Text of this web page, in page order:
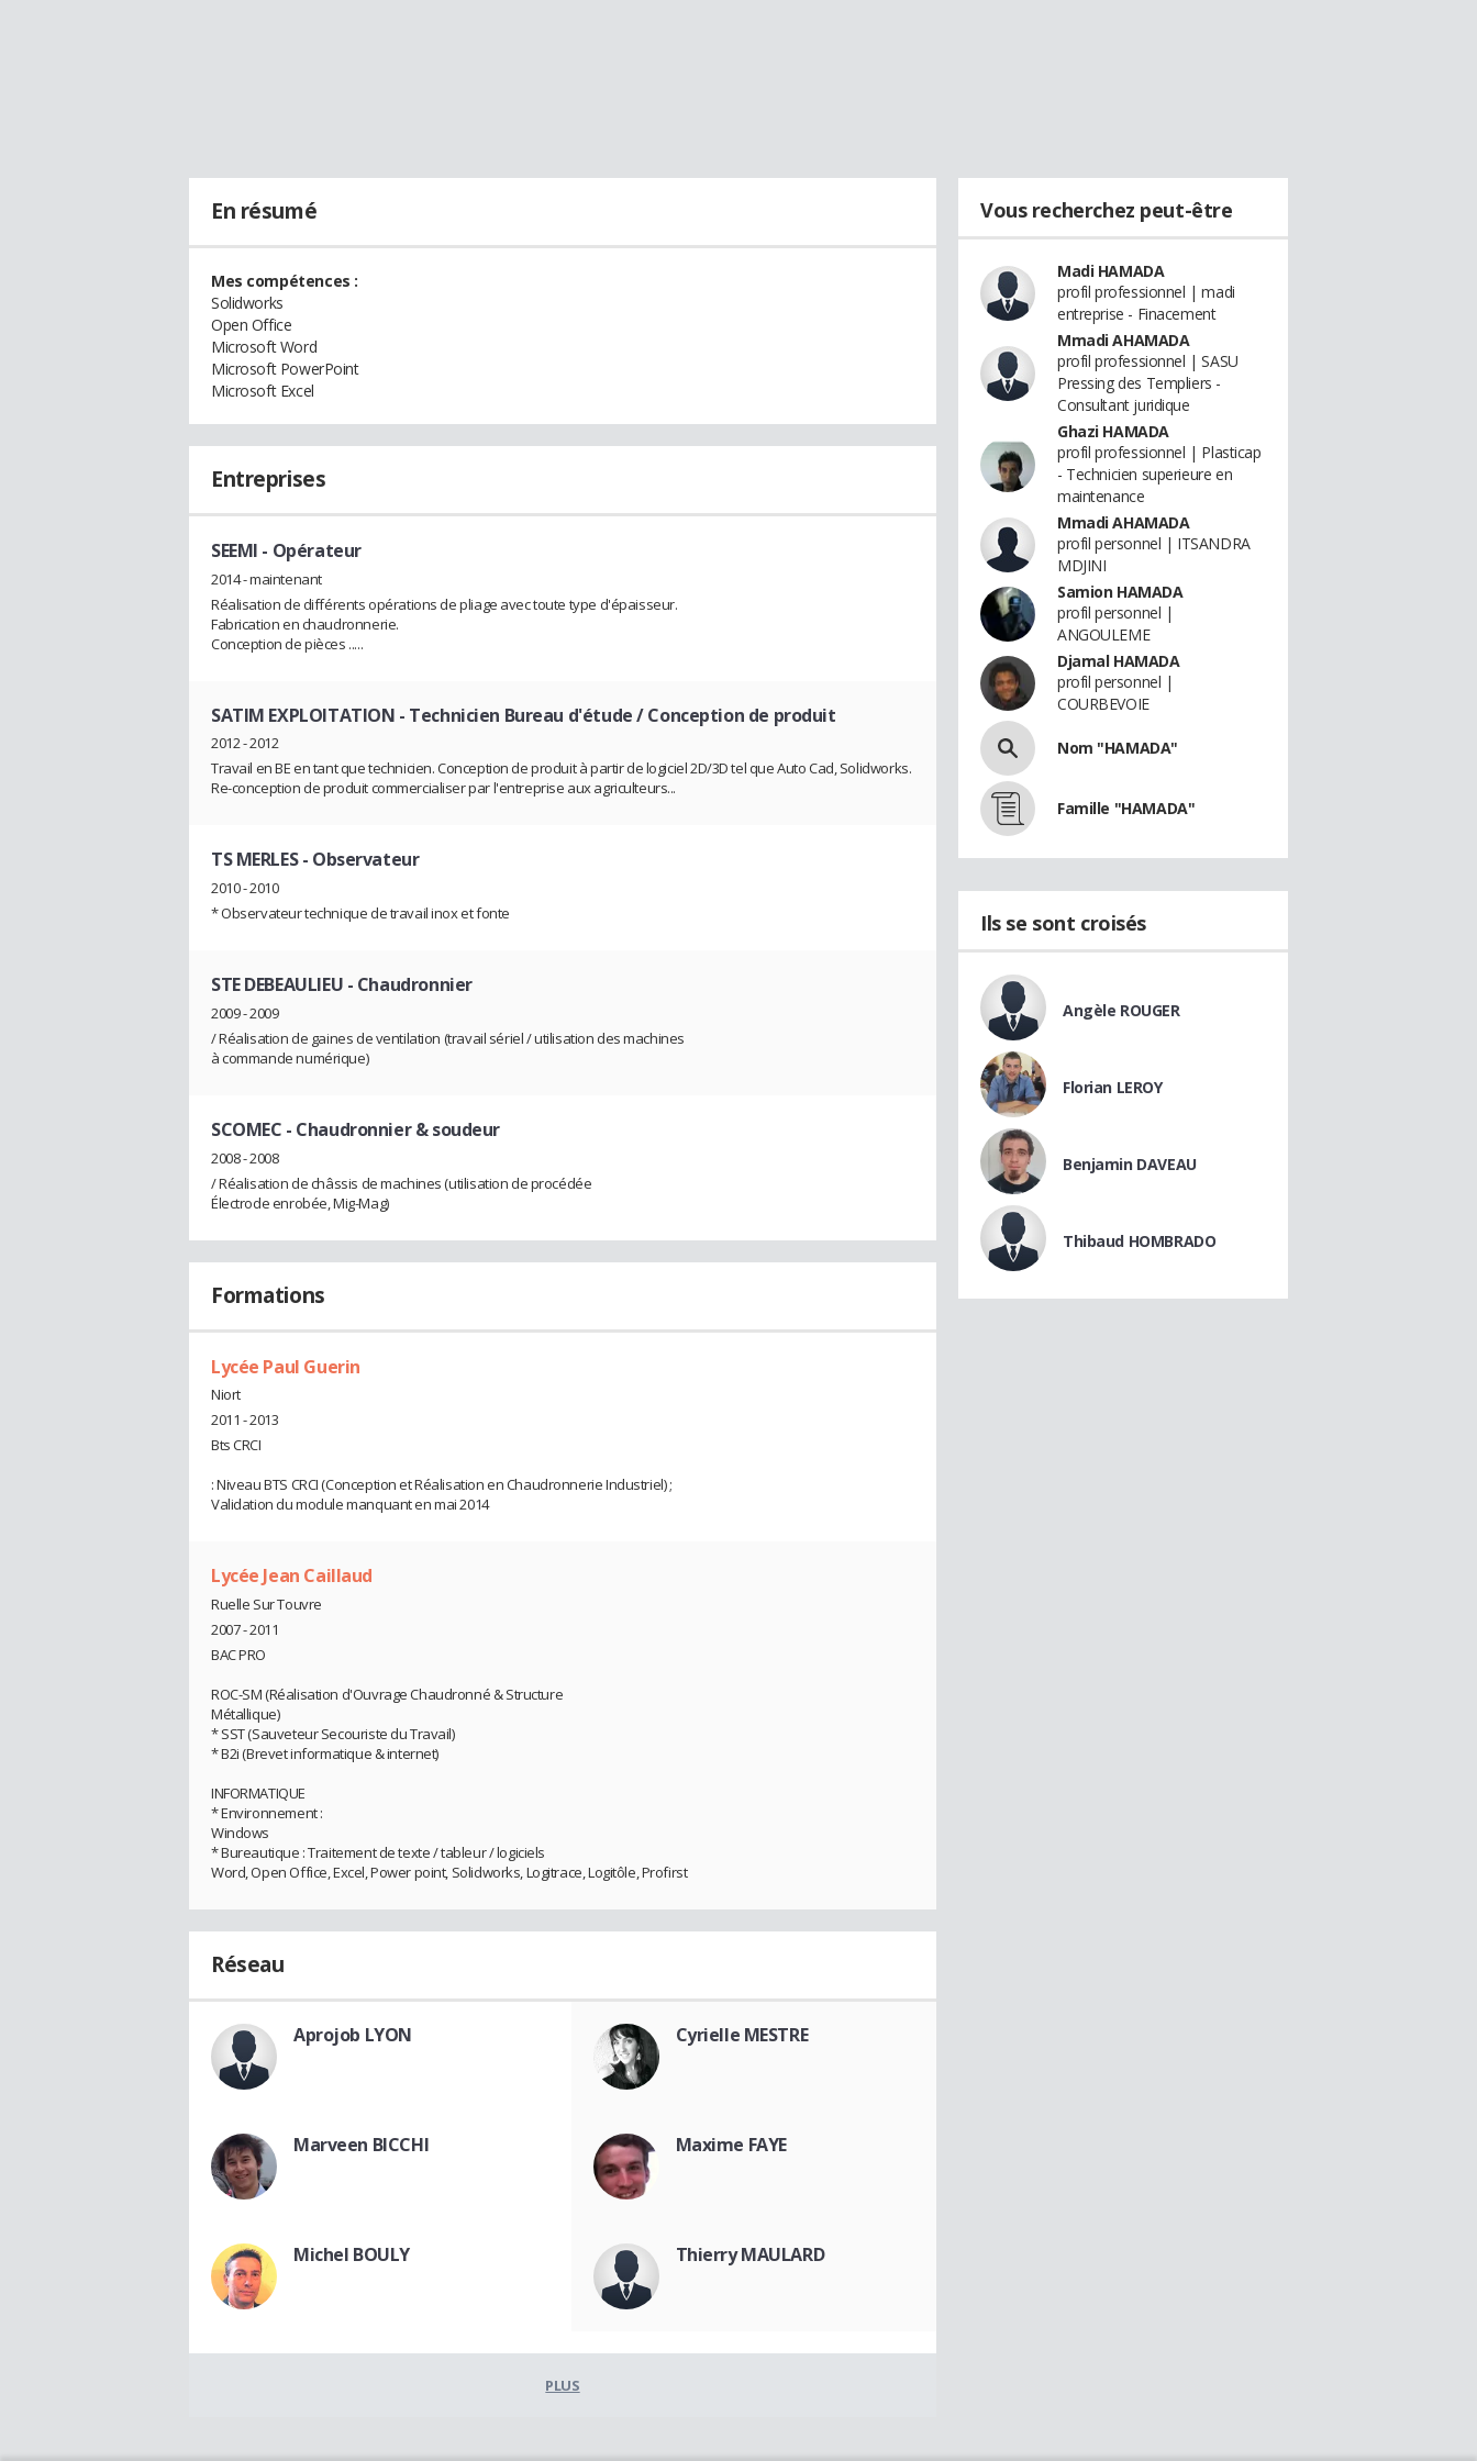
En résumé
Mes compétences :
Solidworks
Open Office
Microsoft Word
Microsoft PowerPoint
Microsoft Excel
Entreprises
SEEMI - Opérateur
2014 - maintenant
Réalisation de différents opérations de pliage avec toute type d'épaisseur.
Fabrication en chaudronnerie.
Conception de pièces .....
SATIM EXPLOITATION - Technicien Bureau d'étude / Conception de produit
2012 - 2012
Travail en BE en tant que technicien. Conception de produit à partir de logiciel 2D/3D tel que Auto Cad, Solidworks.
Re-conception de produit commercialiser par l'entreprise aux agriculteurs...
TS MERLES- Observateur
2010 - 2010
* Observateur technique de travail inox et fonte
STE DEBEAULIEU - Chaudronnier
2009 - 2009
/ Réalisation de gaines de ventilation (travail sériel / utilisation des machines
à commande numérique)
SCOMEC - Chaudronnier & soudeur
2008 - 2008
/ Réalisation de châssis de machines (utilisation de procédée
Électrode enrobée, Mig-Mag)
Formations
Lycée Paul Guerin
Niort
2011 - 2013
Bts CRCI
: Niveau BTS CRCI (Conception et Réalisation en Chaudronnerie Industriel) ;
Validation du module manquant en mai 2014
Lycée Jean Caillaud
Ruelle Sur Touvre
2007 - 2011
BAC PRO
ROC-SM (Réalisation d'Ouvrage Chaudronné & Structure
Métallique)
* SST (Sauveteur Secouriste du Travail)
* B2i (Brevet informatique & internet)
INFORMATIQUE
* Environnement :
Windows
* Bureautique : Traitement de texte / tableur / logiciels
Word, Open Office, Excel, Power point, Solidworks, Logitrace, Logitôle, Profirst
Réseau
Aprojob LYON Cyrielle MESTRE
Marveen BICCHI Maxime FAYE
Michel BOULY Thierry MAULARD
PLUS
Vous recherchez peut-être
Madi HAMADA
profil professionnel | madi
entreprise - Finacement
Mmadi AHAMADA
profil professionnel | SASU
Pressing des Templiers -
Consultant juridique
Ghazi HAMADA
profil professionnel | Plasticap
- Technicien superieure en
maintenance
Mmadi AHAMADA
profil personnel | ITSANDRA
MDJINI
Samion HAMADA
profil personnel |
ANGOULEME
Djamal HAMADA
profil personnel |
COURBEVOIE
Nom "HAMADA"
Famille "HAMADA"
Ils se sont croisés
Angèle ROUGER
Florian LEROY
Benjamin DAVEAU
Thibaud HOMBRADO